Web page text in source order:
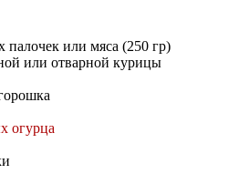
палочек или мяса (250 гр)
или отварной курицы
огурца